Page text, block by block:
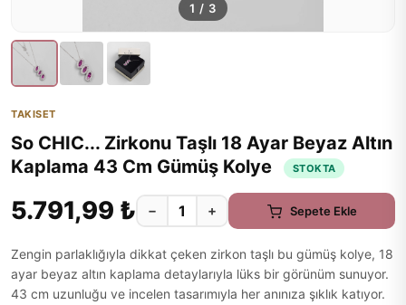
1 / 3
TAKISET
So CHIC... Zirkonu Taşlı 18 Ayar Beyaz Altın
Kaplama 43 Cm Gümüş Kolye
STOKTA
5.791,99 ₺ − + Sepete Ekle
Zengin parlaklığıyla dikkat çeken zirkon taşlı bu gümüş kolye, 18
ayar beyaz altın kaplama detaylarıyla lüks bir görünüm sunuyor.
43 cm uzunluğu ve incelen tasarımıyla her anınıza şıklık katıyor.